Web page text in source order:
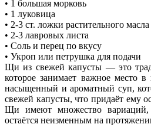
• 1 большая морковь
• 1 луковица
• 2-3 ст. ложки растительного масла
• 2-3 лавровых листа
• Соль и перец по вкусу
• Укроп или петрушка для подачи
Щи из свежей капусты — это
которое занимает важное место
насыщенный и ароматный суп,
свежей капусты, что придаёт ему
Щи имеют множество вариаций,
остаётся неизменным на